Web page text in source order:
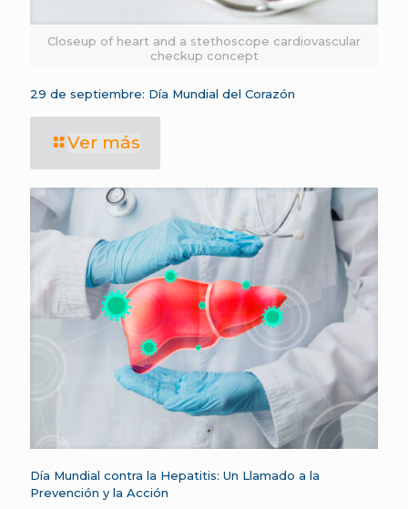
Closeup of heart and a stethoscope cardiovascular
checkup concept
29 de septiembre: Día Mundial del Corazón
Ver más
Día Mundial contra la Hepatitis: Un Llamado a la
Prevención y la Acción